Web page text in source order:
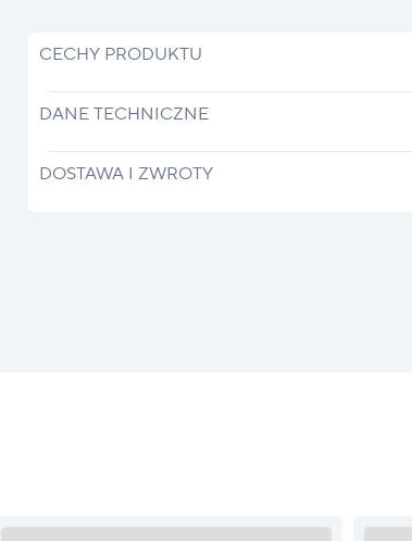
CECHY PRODUKTU
DANE TECHNICZNE
DOSTAWA I ZWROTY